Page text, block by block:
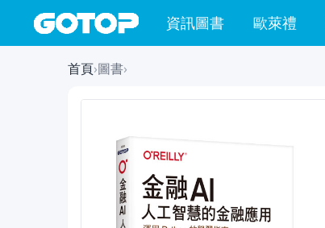
資訊圖書 歐萊禮
首頁›圖書›